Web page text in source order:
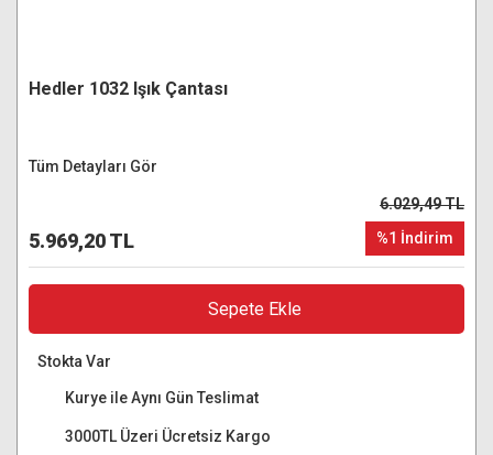
Hedler 1032 Işık Çantası
Tüm Detayları Gör
5.969,20 TL
6.029,49 TL
%1 İndirim
Sepete Ekle
Stokta Var
Kurye ile Aynı Gün Teslimat
3000TL Üzeri Ücretsiz Kargo